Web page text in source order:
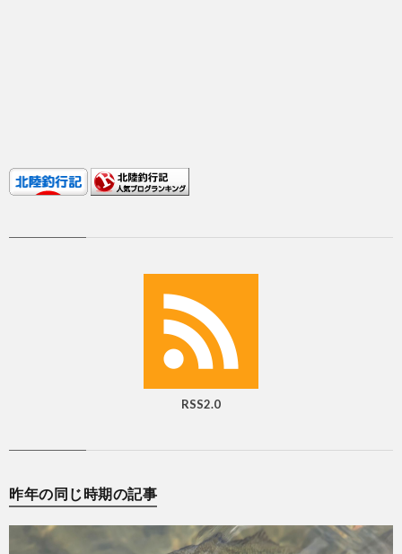
RSS2.0
昨年の同じ時期の記事